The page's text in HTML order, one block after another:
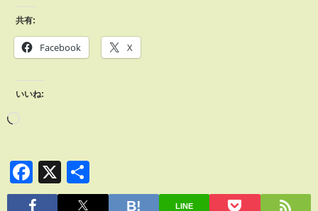
共有:
Facebook X
いいね:
Facebook
X
有
LINE